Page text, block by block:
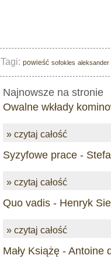
Tagi: powieść sofokles aleksander
Najnowsze na stronie
Owalne wkłady
» czytaj całość
Syzyfowe prace -
» czytaj całość
Quo vadis - Henryk
» czytaj całość
Mały Książę - Antoine